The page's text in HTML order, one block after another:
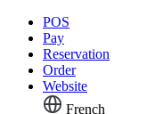
POS
Pay
Reservation
Order
Website
French